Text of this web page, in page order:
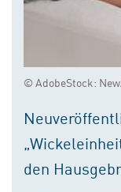
© AdobeStock:
den